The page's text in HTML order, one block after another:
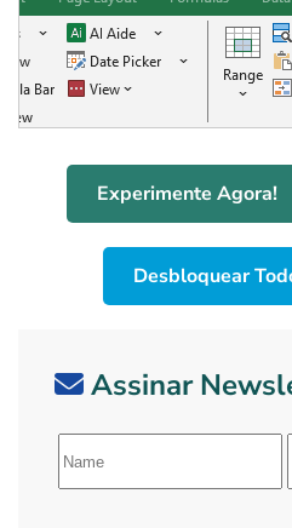
Experimente Agora!
Desbloquear
Assinar